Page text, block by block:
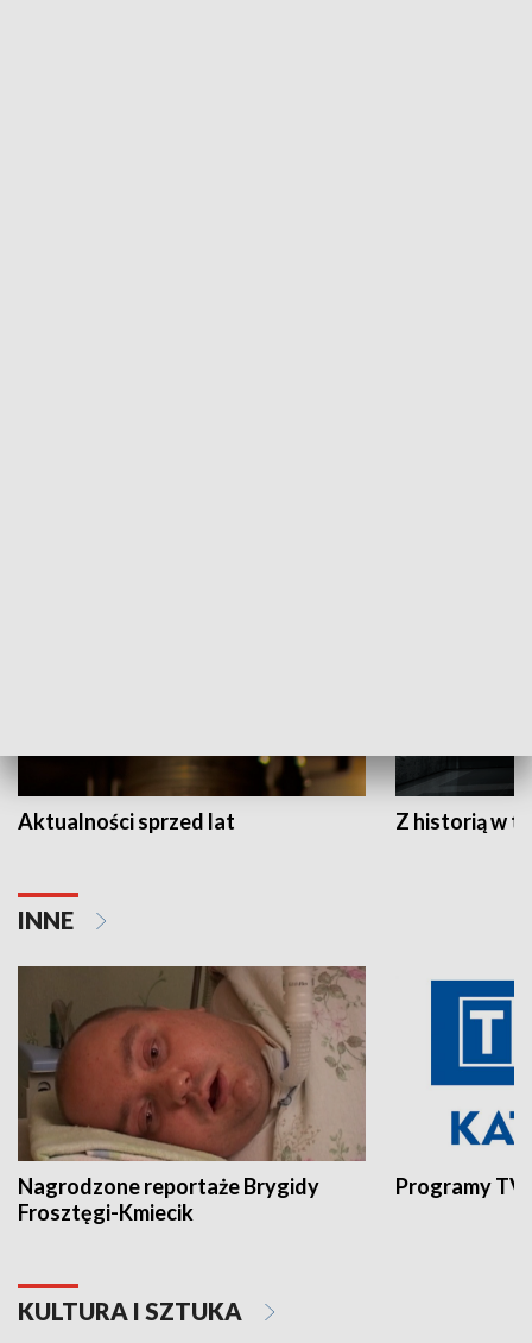
Aktualności sprzed lat Z historią w
INNE
Nagrodzone reportaże Brygidy
Frosztęgi-Kmiecik
Programy
KULTURA I SZTUKA